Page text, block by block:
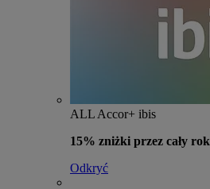
ALL Accor+ ibis
15% zniżki przez cały rok
Odkryć